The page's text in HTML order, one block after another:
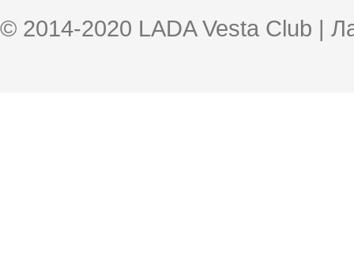
© 2014-2020 LADA Vesta Club |